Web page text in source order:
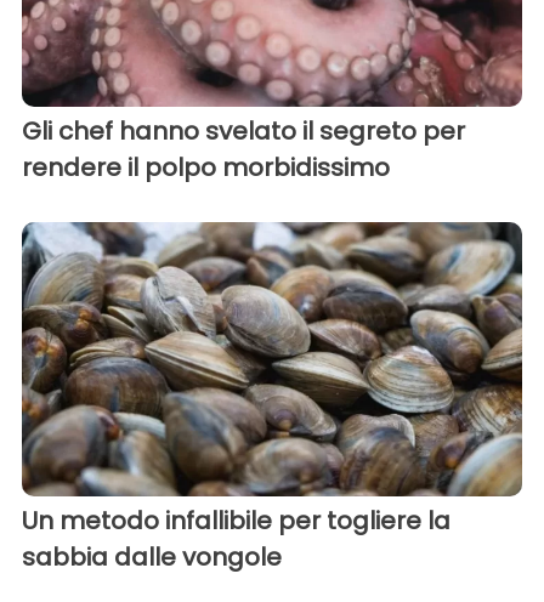
Gli chef hanno svelato il segreto per
rendere il polpo morbidissimo
Un metodo infallibile per togliere la
sabbia dalle vongole